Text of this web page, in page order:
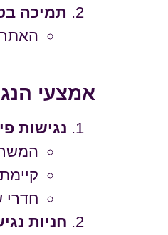
תמיכה
אמצעי
נגישות
חדרי
חניות